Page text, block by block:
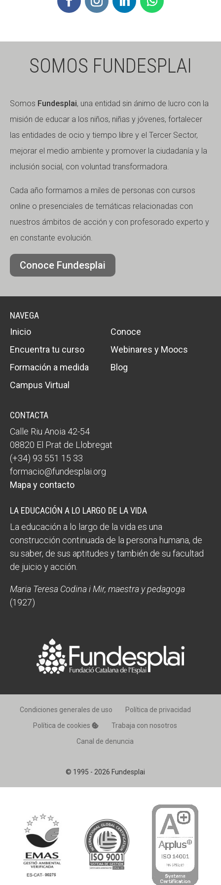
SOMOS FUNDESPLAI
Somos Fundesplai, una entidad sin ánimo de lucro con la
misión de educar a los niños, niñas y jóvenes, fortalecer
las entidades de ocio y tiempo libre y el Tercer Sector,
mejorar el medio ambiente y promover la ciudadanía y la
inclusión social, con voluntad transformadora.
Cada año formamos a miles de personas con cursos
online o presenciales de temáticas relacionadas con
nuestros ámbitos de acción y con profesorado experto y
en constante evolución.
Conoce Fundesplai
NAVEGA
Inicio
Conoce
Encuentra tu curso
Webinares y Moocs
Formación a medida
Blog
Campus Virtual
CONTACTA
Calle Riu Anoia 42-54
08820 El Prat de Llobregat
(+34) 93 551 15 33
formacio@fundesplai.org
Mapa y contacto
LA EDUCACIÓN A LO LARGO DE LA VIDA
La educación a lo largo de la vida es una
construcción continuada de la persona humana, de
su saber, de sus aptitudes y también de su facultad
de juicio y acción.
Maria Teresa Codina i Mir, maestra y pedagoga
(1927)
© 1995 - 2026 Fundesplai
Condiciones generales de uso
Política de privacidad
Política de cookies
Trabaja con nosotros
Canal de denuncia
COL·LABORA
Fes un donatiu
Treballa amb nosaltres
COL·LABORA
Fes un donatiu
Treballa amb nosaltres